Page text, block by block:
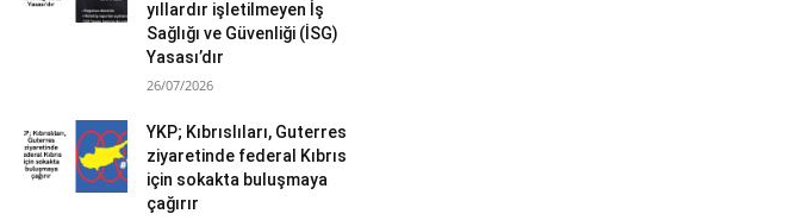
yıllardır işletilmeyen İş
Sağlığı ve Güvenliği (İSG)
Yasası’dır
26/07/2026
YKP; Kıbrıslıları, Guterres
ziyaretinde federal Kıbrıs
için sokakta buluşmaya
çağırır